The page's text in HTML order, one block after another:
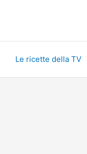
Le ricette della TV